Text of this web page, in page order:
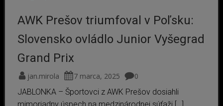
AWK Prešov triumfoval v Poľsku:
Slovensko ovládlo Junior Vyšegrad
Grand Prix
jan.mirola 7 marca, 2025
0
JABLONKA – Športovci z AWK Prešov dosiahli